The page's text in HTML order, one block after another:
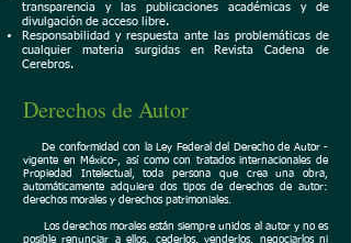
transparencia y las publicaciones académicas y de
divulgación de acceso libre.
Responsabilidad y respuesta ante las problemáticas de
cualquier materia surgidas en Revista Cadena de
Cerebros.
Derechos de Autor
De conformidad con la Ley Federal del Derecho de Autor -
vigente en México-, así como con tratados internacionales de
Propiedad Intelectual, toda persona que crea una obra,
automáticamente adquiere dos tipos de derechos de autor:
derechos morales y derechos patrimoniales.
Los derechos morales están siempre unidos al autor y no es
posible renunciar a ellos, cederlos, venderlos, negociarlos ni